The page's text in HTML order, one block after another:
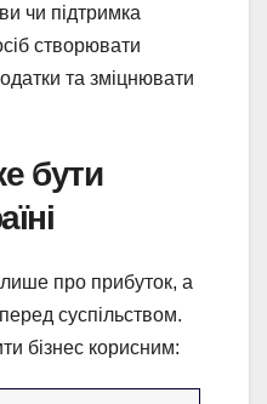
чи підтримка
створювати
та зміцнювати
бути
про прибуток, а
суспільством.
бізнес корисним: